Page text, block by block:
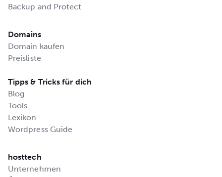
Backup and Protect
Domains
Domain kaufen
Preisliste
Tipps & Tricks für dich
Blog
Tools
Lexikon
Wordpress Guide
hosttech
Unternehmen